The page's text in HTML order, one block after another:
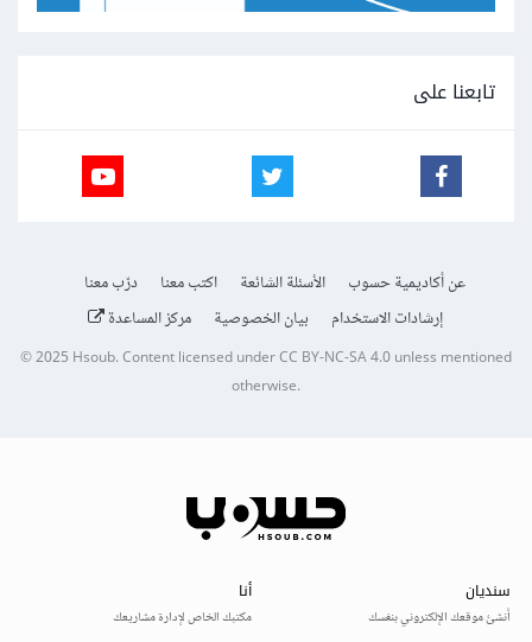
تابعنا على
عن أكاديمية حسوب الأسئلة الشائعة اكتب معنا
درّب معنا
إرشادات الاستخدام
بيان الخصوصية مركز المساعدة
© 2025Hsoub.Content licensed underCC BY-NC-SA 4.0unless mentioned
otherwise.